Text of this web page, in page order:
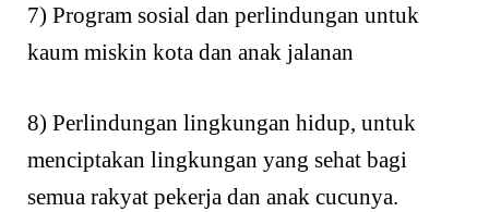
7) Program sosial dan perlindungan untuk
kaum miskin kota dan anak jalanan
8) Perlindungan lingkungan hidup, untuk
menciptakan lingkungan yang sehat bagi
semua rakyat pekerja dan anak cucunya.